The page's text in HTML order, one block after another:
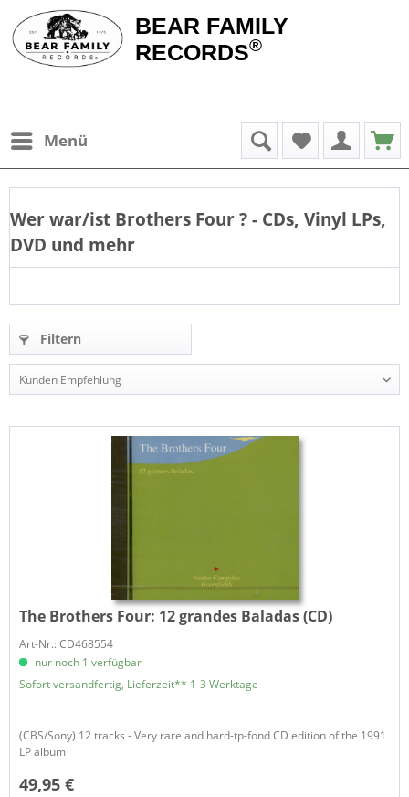
BEAR FAMILY
RECORDS®
Menü
Wer war/ist Brothers Four? - CDs, Vinyl LPs,
DVD und mehr
Filtern
The Brothers Four: 12 grandes Baladas (CD)
Art-Nr.: CD468554
nur noch 1 verfügbar
Sofort versandfertig, Lieferzeit** 1-3 Werktage
(CBS/Sony) 12 tracks - Very rare and hard-tp-fond CD edition of the 1991
LP album
49,95 €